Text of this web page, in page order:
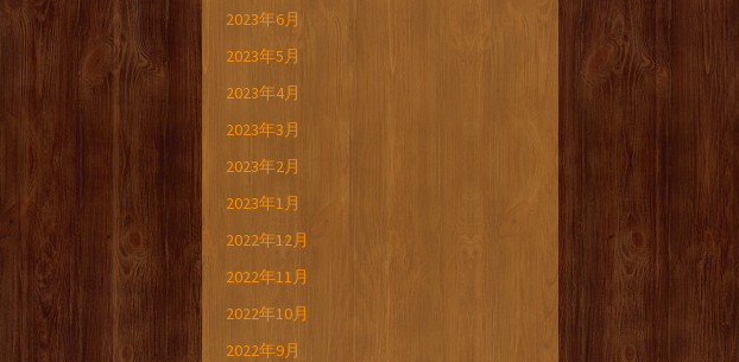
2023年6月
2023年5月
2023年4月
2023年3月
2023年2月
2023年1月
2022年12月
2022年11月
2022年10月
2022年9月